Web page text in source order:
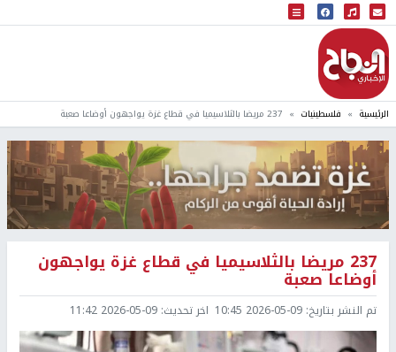
البث المباشر
إذاعة النجاح
الرئيسية فلسطينيات 237 مريضا بالثلاسيميا في قطاع غزة يواجهون أوضاعا صعبة
237 مريضا بالثلاسيميا في قطاع غزة يواجهون
أوضاعا صعبة
تم النشر بتاريخ: 2026-05-09 10:45 اخر تحديث: 2026-05-09 11:42